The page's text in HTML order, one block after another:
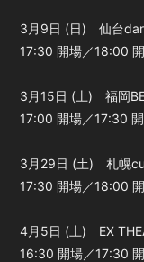
3月9日 (日) 仙台
17:30 開場／18:00
3月15日 (土) 福岡
17:00 開場／17:30
3月29日 (土) 札幌
17:30 開場／18:00
4月5日 (土) EX
16:30 開場／17:30